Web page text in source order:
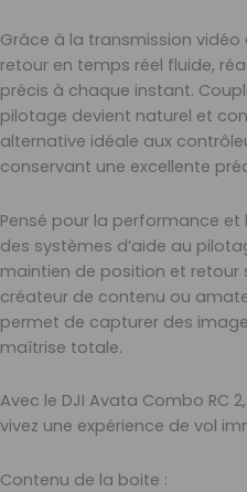
Grâce à la transmission vidéo
retour en temps réel fluide,
précis à chaque instant.
pilotage devient naturel et
alternative idéale aux
conservant une excellente
Pensé pour la performance et
des systèmes d’aide au
maintien de position et retour
créateur de contenu ou
permet de capturer des
maîtrise totale.
Avec le DJI Avata Combo RC
vivez une expérience de vol
Contenu de la boite :